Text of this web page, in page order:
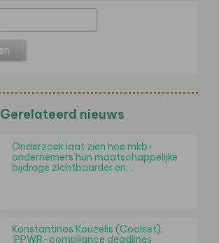
Gerelateerd nieuws
Onderzoek laat zien hoe mkb-
ondernemers hun maatschappelijke
bijdrage zichtbaarder en…
Konstantinos Kouzelis (Coolset):
'PPWR-compliance deadlines